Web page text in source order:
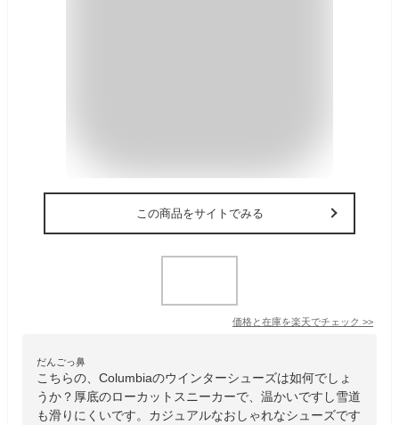
この商品をサイトでみる
価格と在庫を楽天でチェック >>
だんごっ鼻
こちらの、Columbiaのウインターシューズは如何でしょ
うか？厚底のローカットスニーカーで、温かいですし雪道
も滑りにくいです。カジュアルなおしゃれなシューズです